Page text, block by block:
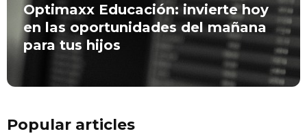
Optimaxx Educación: invierte hoy
en las oportunidades del mañana
para tus hijos
Popular articles